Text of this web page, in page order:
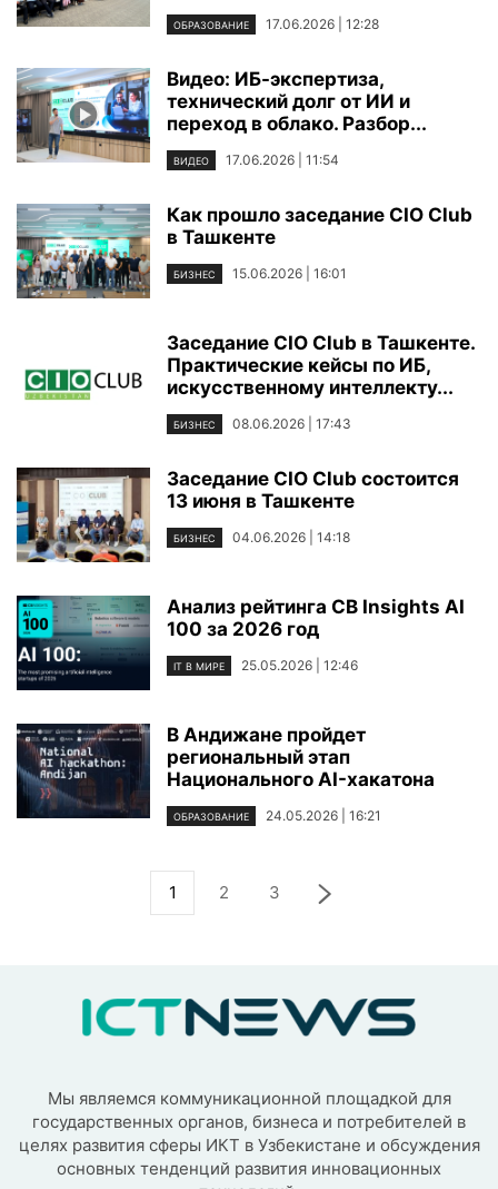
ОБРАЗОВАНИЕ 17.06.2026 | 12:28
Видео: ИБ-экспертиза,
технический долг от ИИ и
переход в облако. Разбор...
ВИДЕО 17.06.2026 | 11:54
Как прошло заседание CIO Club
в Ташкенте
БИЗНЕС 15.06.2026 | 16:01
Заседание CIO Club в Ташкенте.
Практические кейсы по ИБ,
искусственному интеллекту...
БИЗНЕС 08.06.2026 | 17:43
Заседание CIO Club состоится
13 июня в Ташкенте
БИЗНЕС 04.06.2026 | 14:18
Анализ рейтинга CB Insights AI
100 за 2026 год
IT В МИРЕ 25.05.2026 | 12:46
В Андижане пройдет
региональный этап
Национального AI-хакатона
ОБРАЗОВАНИЕ 24.05.2026 | 16:21
1 2 3
Мы являемся коммуникационной площадкой для
государственных органов, бизнеса и потребителей в
целях развития сферы ИКТ в Узбекистане и обсуждения
основных тенденций развития инновационных